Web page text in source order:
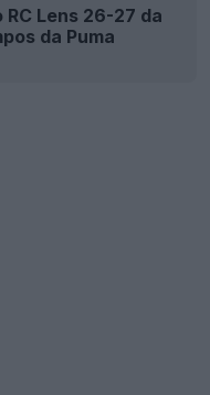
Lens 26-27 da
da Puma